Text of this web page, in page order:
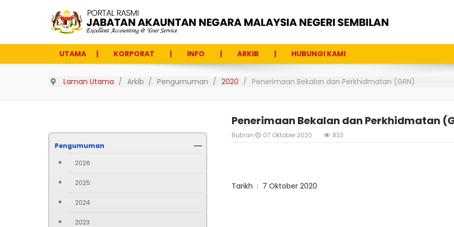
UTAMA KORPORAT INFO ARKIB HUBUNGI KAMI
Laman Utama Arkib Pengumuman 2020 Penerimaan Bekalan dan Perkhidmatan (GRN)
Pengumuman
2026
2025
2024
2023
Penerimaan Bekalan dan Perkhidmatan
Butiran 07 Oktober 2020 833
Tarikh : 7 Oktober 2020